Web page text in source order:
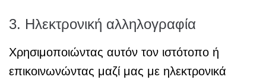
3. Ηλεκτρονική αλληλογραφία
Χρησιμοποιώντας αυτόν τον ιστότοπο ή
επικοινωνώντας μαζί μας με ηλεκτρονικά